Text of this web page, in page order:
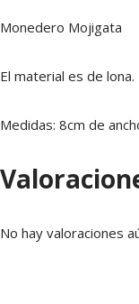
Monedero Mojigata
El material es de lona.
Medidas: 8cm de
No hay valoraciones